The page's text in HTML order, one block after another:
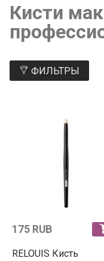
Кисти
ФИЛЬТРЫ
175 RUB
RELOUIS Кисть